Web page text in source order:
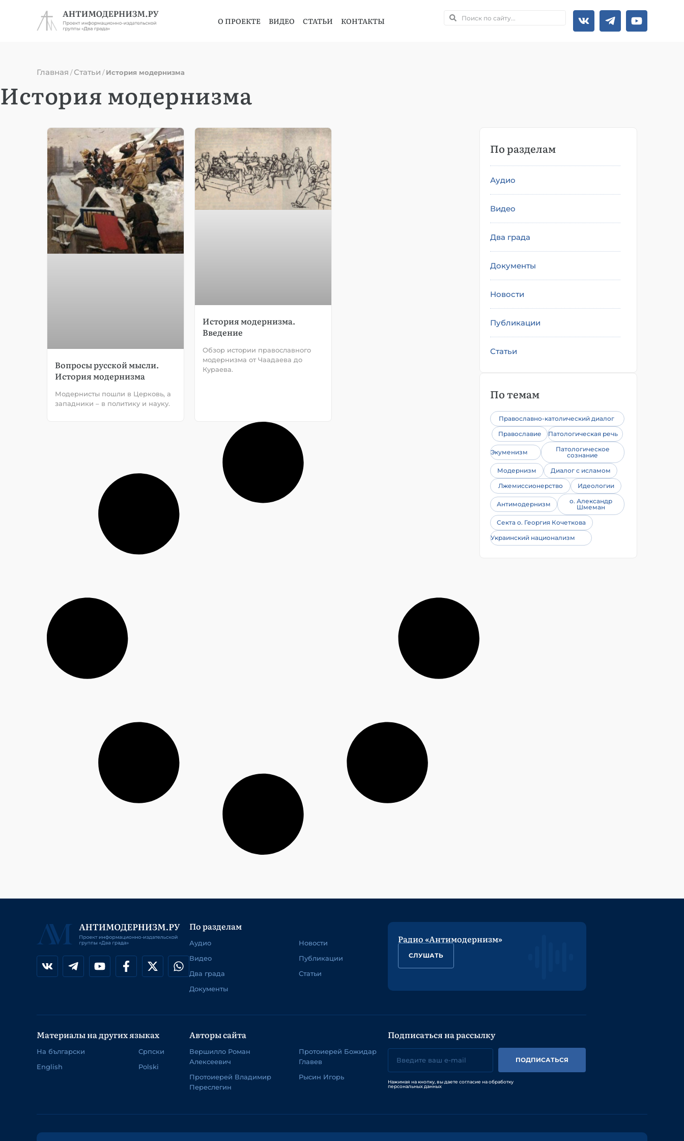
О ПРОЕКТЕ ВИДЕО СТАТЬИ КОНТАКТЫ
Главная /Статьи /История модернизма
История модернизма
Вопросы русской мысли.
История модернизма
Модернисты пошли в Церковь, а
западники – в политику и науку.
История модернизма.
Введение
Обзор истории православного
модернизма от Чаадаева до
Кураева.
По разделам
Аудио
Видео
Два града
Документы
Новости
Публикации
Статьи
По темам
Православно-католический диалог
Православие
Патологическая речь
Экуменизм
Патологическое
сознание
Модернизм
Диалог с исламом
Лжемиссионерство
Идеологии
Антимодернизм
о. Александр
Шмеман
Секта о. Георгия Кочеткова
Украинский национализм
По разделам
Аудио
Видео
Два града
Документы
Новости
Публикации
Статьи
Радио «Антимодернизм»
СЛУШАТЬ
Материалы на других языках
На български
English
Српски
Polski
Авторы сайта
Вершилло Роман
Алексеевич
Протоиерей Владимир
Переслегин
Протоиерей Божидар
Главев
Рысин Игорь
Подписаться на рассылку
ПОДПИСАТЬСЯ
Нажимая на кнопку, вы даете согласие на обработку
персональных данных